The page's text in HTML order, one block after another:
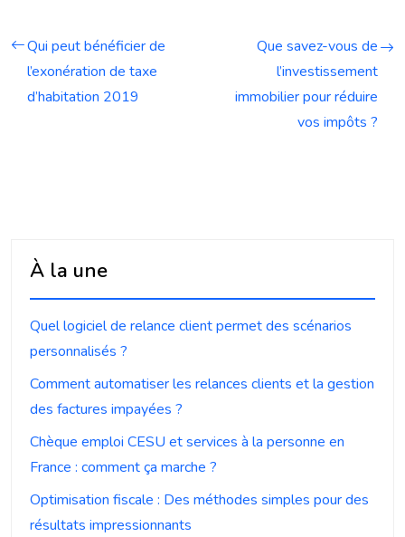
Qui peut bénéficier de
l’exonération de taxe
d’habitation 2019
Que savez-vous de
l’investissement
immobilier pour réduire
vos impôts ?
À la une
Quel logiciel de relance client permet des scénarios
personnalisés ?
Comment automatiser les relances clients et la gestion
des factures impayées ?
Chèque emploi CESU et services à la personne en
France : comment ça marche ?
Optimisation fiscale : Des méthodes simples pour des
résultats impressionnants